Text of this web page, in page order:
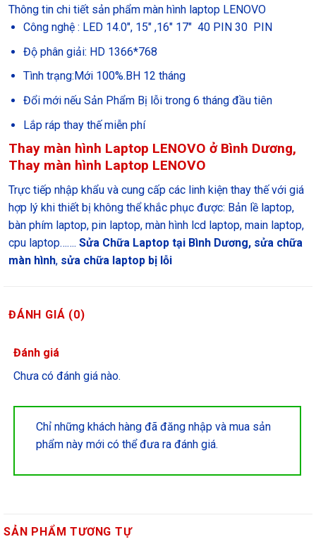
Thông tin chi tiết sản phẩm màn hình laptop LENOVO
Công nghệ : LED 14.0″, 15″ ,16″ 17″ 40 PIN 30 PIN
Độ phân giải: HD 1366*768
Tình trạng:Mới 100%.BH 12 tháng
Đổi mới nếu Sản Phẩm Bị lỗi trong 6 tháng đầu tiên
Lắp ráp thay thế miễn phí
Thay màn hình Laptop LENOVO ở Bình Dương,
Thay màn hình Laptop LENOVO
Trực tiếp nhập khẩu và cung cấp các linh kiện thay thế với giá
hợp lý khi thiết bị không thể khắc phục được: Bản lề laptop,
bàn phím laptop, pin laptop, màn hình lcd laptop, main laptop,
cpu laptop……. Sửa Chữa Laptop tại Bình Dương, sửa chữa
màn hình, sửa chữa laptop bị lỗi
ĐÁNH GIÁ (0)
Đánh giá
Chưa có đánh giá nào.
Chỉ những khách hàng đã đăng nhập và mua sản
phẩm này mới có thể đưa ra đánh giá.
SẢN PHẨM TƯƠNG TỰ